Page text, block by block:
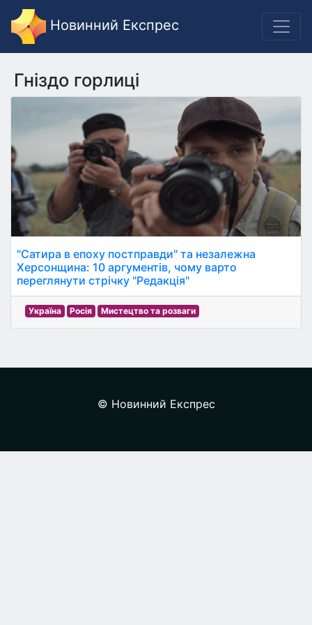
Новинний Експрес
Гніздо горлиці
"Сатира в епоху постправди" та незалежна
Херсонщина: 10 аргументів, чому варто
переглянути стрічку "Редакція"
Україна Росія Мистецтво та розваги
© Новинний Експрес